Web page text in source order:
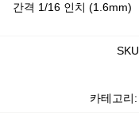
간격 1/16 인치 (1.6mm)
SKU
카테고리: